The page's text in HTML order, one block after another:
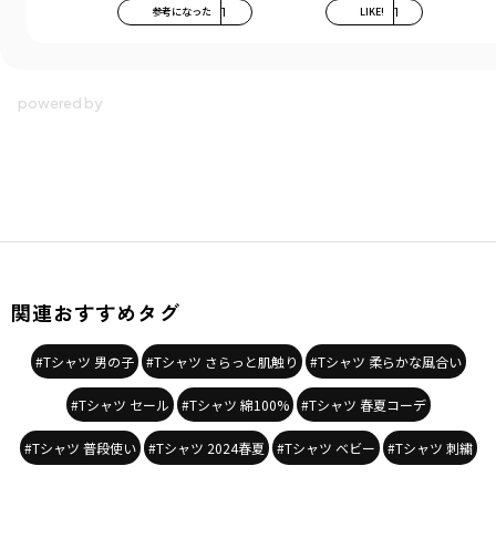
参考になった 1 LIKE! 1
関連おすすめタグ
#Tシャツ 男の子 #Tシャツ さらっと肌触り #Tシャツ 柔らかな風合い
#Tシャツ セール #Tシャツ 綿100% #Tシャツ 春夏コーデ
#Tシャツ 普段使い #Tシャツ 2024春夏 #Tシャツ ベビー #Tシャツ 刺繍